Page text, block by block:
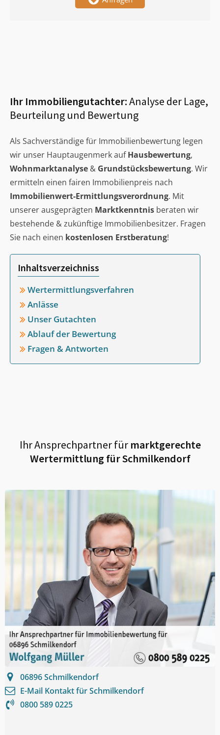
Ihr Immobiliengutachter:Analyse der Lage,
Beurteilung und Bewertung
Als Sachverständige für Immobilienbewertung legen
wir unser Hauptaugenmerk aufHausbewertung,
Wohnmarktanalyse & Grundstücksbewertung. Wir
ermitteln einen fairen Immobilienpreis nach
Immobilienwert-Ermittlungsverordnung. Mit
unserer ausgeprägten Marktkenntnis beraten wir
bestehende & zukünftige Immobilienbesitzer. Fragen
Sie nach einen kostenlosen Erstberatung!
Inhaltsverzeichniss
Wertermittlungsverfahren
Anlässe
Unser Gutachten
Ablauf der Bewertung
Fragen & Antworten
Ihr Ansprechpartner fürmarktgerechte
Wertermittlung fürSchmilkendorf
06896Schmilkendorf
E-Mail Kontakt fürSchmilkendorf
0800 589 0225